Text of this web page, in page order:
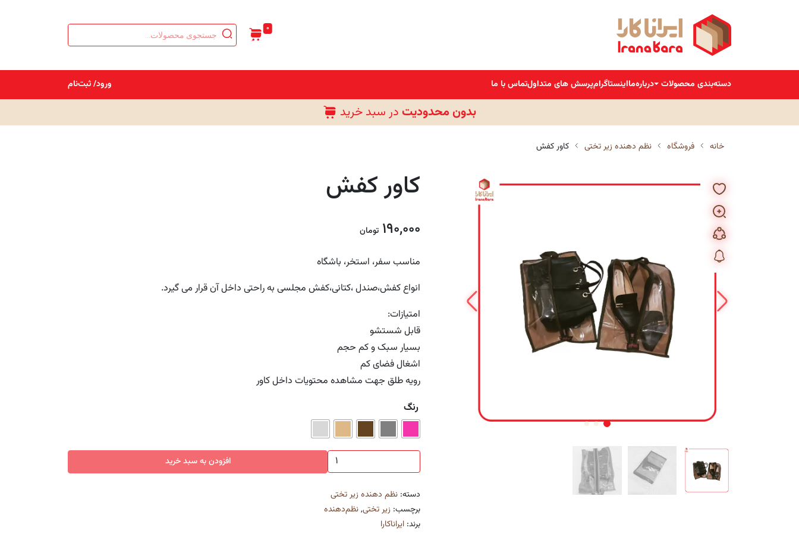
0
Products
search
دسته‌بندی محصولات درباره‌مااینستاگرامپرسش های متداولتماس با ما ورود/ ثبت‌نام
بدون محدودیتدر سبد خرید
خانه فروشگاه نظم دهنده زیر تختی کاور کفش
کاور کفش
190,000 تومان
مناسب سفر، استخر، باشگاه
انواع کفش،صندل ،کتانی،کفش مجلسی به راحتی داخل آن قرار می گیرد.
امتیازات:
قابل شستشو
بسیار سبک و کم حجم
اشغال فضای کم
رویه طلق جهت مشاهده محتویات داخل کاور
رنگ
کاور
کفش
عدد
افزودن به سبد خرید
دسته: نظم دهنده زیر تختی
برچسب: زیر تختی,نظم‌دهنده
برند: ایراناکارا